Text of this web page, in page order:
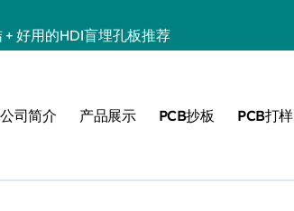
好用的HDI盲埋孔板推荐
线路板定制专家
一阶hdi六层板机构推荐
公司简介 产品展示 PCB抄板 PCB打样